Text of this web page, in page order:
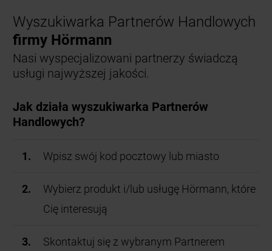
Wyszukiwarka Partnerów Handlowych
firmy Hörmann
Nasi wyspecjalizowani partnerzy świadczą
usługi najwyższej jakości.
Jak działa wyszukiwarka Partnerów
Handlowych?
Wpisz swój kod pocztowy lub miasto
Wybierz produkt i/lub usługę Hörmann, które
Cię interesują
Skontaktuj się z wybranym Partnerem